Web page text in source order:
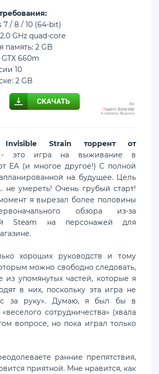
/ 8 / 10 (64-bit)
GHz quad-core
память: 2 GB
660m
10
2 GB
Invisible Strain торрент от
это игра на выживание в
EA (и многое другое!) С полной
на будущее. Цель
не умереть! Очень грубый старт!
я вырезал более половины
обзора из-за
Steam на персонажей для
хороших руководств и тому
можно свободно следовать,
из упомянутых частей, которые я
в них, поскольку эта игра не
за руку». Думаю, я был бы в
сотрудничества» (хвала
вопросе, но пока играл только
ранние препятствия,
приятной. Мне нравится, как